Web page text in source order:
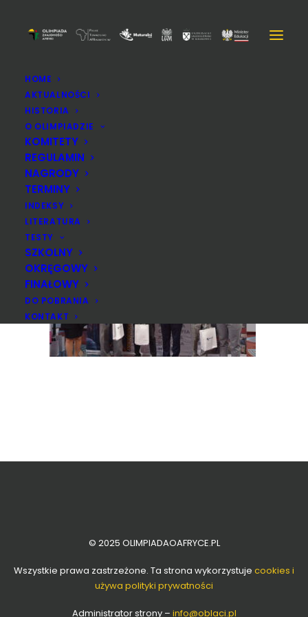
HOME
AKTUALNOŚCI
HISTORIA
O OLIMPIADZIE
KOMITETY
REGULAMIN
NAGRODY
TERMINY
INDEKSY
LITERATURA
TESTY
SZKOLNY
OKRĘGOWY
FINAŁOWY
DO POBRANIA
KONTAKT
Strona Główna
© 2025 OLIMPIADAOAFRYCE.PL
Wszystkie prawa zastrzeżone. Ta strona wykorzystuje cookies i
używa polityki prywatności
Administrator strony – info@oblaci.pl